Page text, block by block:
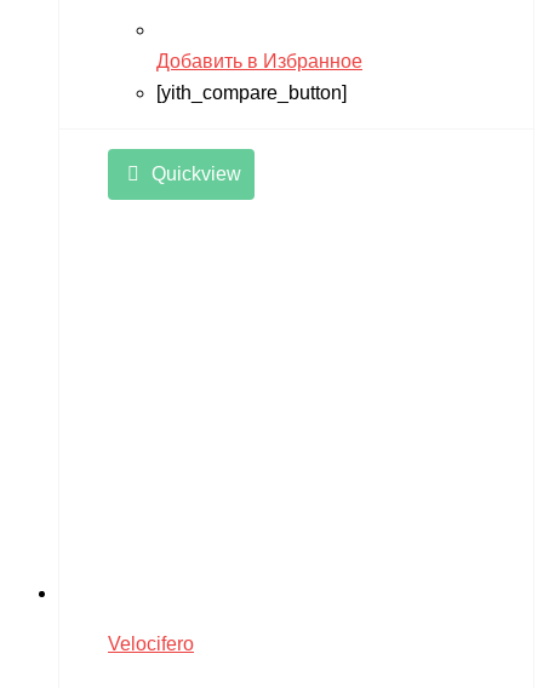
Добавить в Избранное
[yith_compare_button]
Quickview
Velocifero